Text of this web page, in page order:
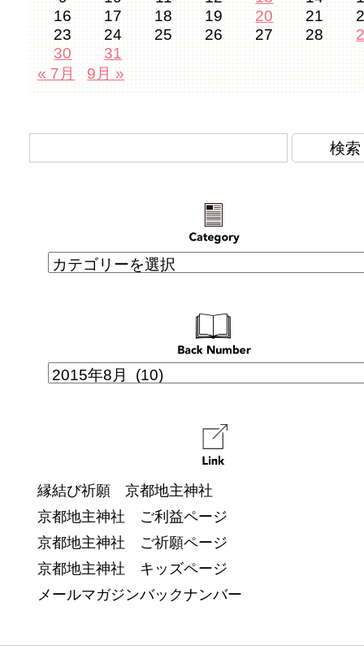
16
17 18 19 20 21
23
24 25 26 27 28
30
31
« 7月
9月 »
縁結び祈願 京都地主神社
京都地主神社 ご利益ページ
京都地主神社 ご祈願ページ
京都地主神社 キッズページ
メールマガジンバックナンバー